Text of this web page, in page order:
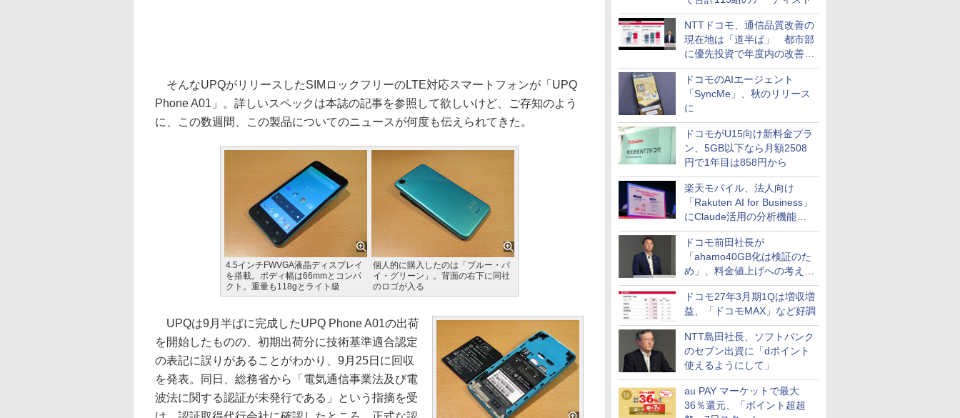
NTTドコモ、通信品質改善の
現在地は「道半ば」 都市部
に優先投資で年度内の改善目
指す
ドコモのAIエージェント
「SyncMe」、秋のリリース
に
ドコモがU15向け新料金プラ
ン、5GB以下なら月額2508
円で1年目は858円から
楽天モバイル、法人向け
「Rakuten AI for Business」
にClaude活用の分析機能な
どを追加
ドコモ前田社長が
「ahamo40GB化は検証のた
め」、料金値上げへの考え方
にも言及
ドコモ27年3月期1Qは増収増
益、「ドコモMAX」など好調
NTT島田社長、ソフトバンク
のセブン出資に「dポイント
使えるようにして」
au PAY マーケットで最大
36％還元、「ポイント超超
そんなUPQがリリースしたSIMロックフリーのLTE対応スマートフォンが「UPQ
Phone A01」。詳しいスペックは本誌の記事を参照して欲しいけど、ご存知のよう
に、この数週間、この製品についてのニュースが何度も伝えられてきた。
4.5インチFWVGA液晶ディスプレイ
を搭載。ボディ幅は66mmとコンパ
クト。重量も118gとライト級
個人的に購入したのは「ブルー・バ
イ・グリーン」。背面の右下に同社
のロゴが入る
UPQは9月半ばに完成したUPQ Phone A01の出荷
を開始したものの、初期出荷分に技術基準適合認定
の表記に誤りがあることがわかり、9月25日に回収
を発表。同日、総務省から「電気通信事業法及び電
波法に関する認証が未発行である」という指摘を受